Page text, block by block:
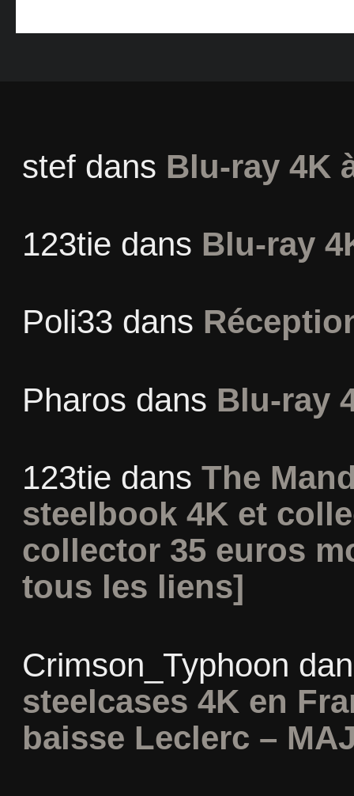
stefdans Blu-ray 4K
123tie dans Blu-ray
Poli33 dans
Pharos dans Blu-ray
123tie dans The
steelbook 4K et
collector 35 euros
tous les liens]
Crimson_Typhoon
steelcases 4K en
baisse Leclerc –